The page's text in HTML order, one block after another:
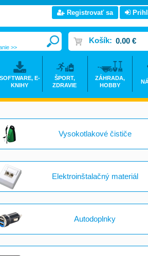
Vysokotlakové čističe
Elektroinštalačný materiál
Autodoplnky
Registrovať sa
Košík: 0.00 €
>>
SOFTWARE, E-
KNIHY
ŠPORT,
ZDRAVIE
ZÁHRADA,
HOBBY